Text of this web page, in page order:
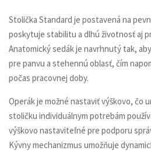
Stolička Standard je postavená na
poskytuje stabilitu a dlhú životnosť aj
Anatomický sedák je navrhnutý tak,
pre panvu a stehennú oblasť, čím
počas pracovnej doby.
Operák je možné nastaviť výškovo, čo
stoličku individuálnym potrebám
výškovo nastaviteľné pre podporu
Kývny mechanizmus umožňuje